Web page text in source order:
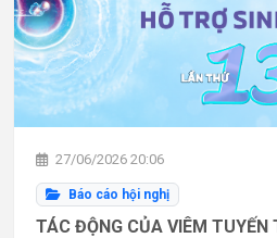
27/06/2026 20:06
Báo cáo hội nghị
TÁC ĐỘNG CỦA VIÊM TUYẾN